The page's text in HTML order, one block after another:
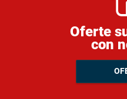
Oferte
con